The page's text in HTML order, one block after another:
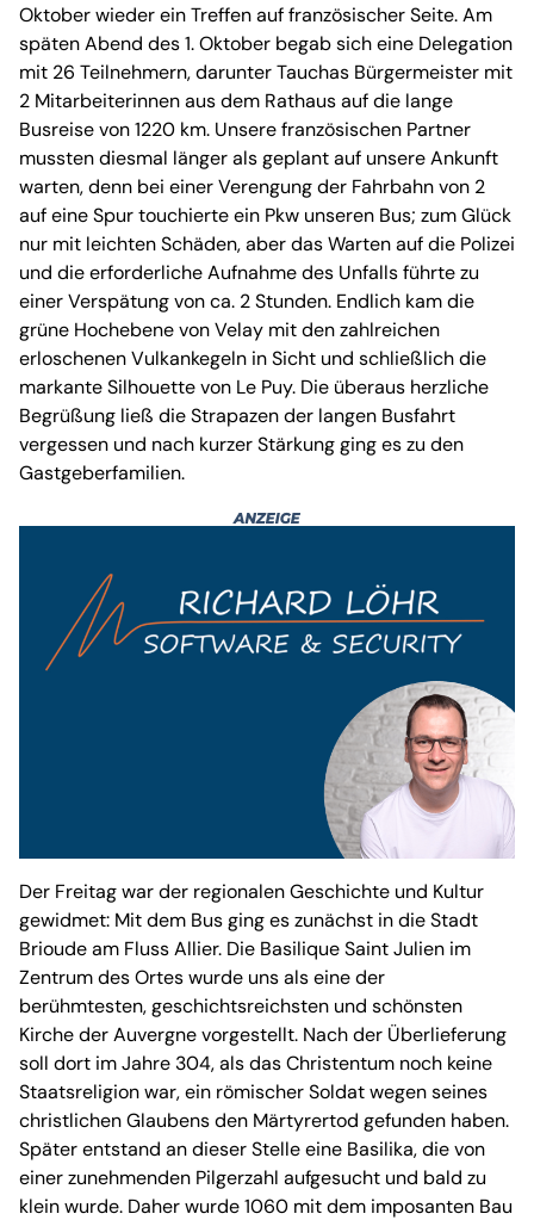
Oktober wieder ein Treffen auf französischer Seite. Am
späten Abend des 1. Oktober begab sich eine Delegation
mit 26 Teilnehmern, darunter Tauchas Bürgermeister mit
2 Mitarbeiterinnen aus dem Rathaus auf die lange
Busreise von 1220 km. Unsere französischen Partner
mussten diesmal länger als geplant auf unsere Ankunft
warten, denn bei einer Verengung der Fahrbahn von 2
auf eine Spur touchierte ein Pkw unseren Bus; zum Glück
nur mit leichten Schäden, aber das Warten auf die Polizei
und die erforderliche Aufnahme des Unfalls führte zu
einer Verspätung von ca. 2 Stunden. Endlich kam die
grüne Hochebene von Velay mit den zahlreichen
erloschenen Vulkankegeln in Sicht und schließlich die
markante Silhouette von Le Puy. Die überaus herzliche
Begrüßung ließ die Strapazen der langen Busfahrt
vergessen und nach kurzer Stärkung ging es zu den
Gastgeberfamilien.
Der Freitag war der regionalen Geschichte und Kultur
gewidmet: Mit dem Bus ging es zunächst in die Stadt
Brioude am Fluss Allier. Die Basilique Saint Julien im
Zentrum des Ortes wurde uns als eine der
berühmtesten, geschichtsreichsten und schönsten
Kirche der Auvergne vorgestellt. Nach der Überlieferung
soll dort im Jahre 304, als das Christentum noch keine
Staatsreligion war, ein römischer Soldat wegen seines
christlichen Glaubens den Märtyrertod gefunden haben.
Später entstand an dieser Stelle eine Basilika, die von
einer zunehmenden Pilgerzahl aufgesucht und bald zu
klein wurde. Daher wurde 1060 mit dem imposanten Bau